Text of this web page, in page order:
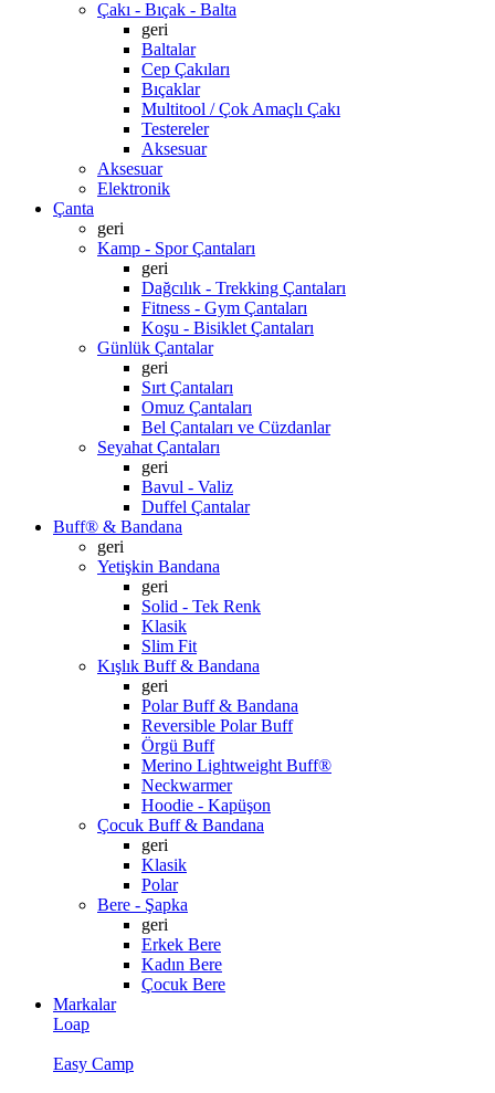
Çakı - Bıçak - Balta
geri
Baltalar
Cep Çakıları
Bıçaklar
Multitool / Çok Amaçlı Çakı
Testereler
Aksesuar
Aksesuar
Elektronik
Çanta
geri
Kamp - Spor Çantaları
geri
Dağcılık - Trekking Çantaları
Fitness - Gym Çantaları
Koşu - Bisiklet Çantaları
Günlük Çantalar
geri
Sırt Çantaları
Omuz Çantaları
Bel Çantaları ve Cüzdanlar
Seyahat Çantaları
geri
Bavul - Valiz
Duffel Çantalar
Buff® & Bandana
geri
Yetişkin Bandana
geri
Solid - Tek Renk
Klasik
Slim Fit
Kışlık Buff & Bandana
geri
Polar Buff & Bandana
Reversible Polar Buff
Örgü Buff
Merino Lightweight Buff®
Neckwarmer
Hoodie - Kapüşon
Çocuk Buff & Bandana
geri
Klasik
Polar
Bere - Şapka
geri
Erkek Bere
Kadın Bere
Çocuk Bere
Markalar
Loap
Easy Camp